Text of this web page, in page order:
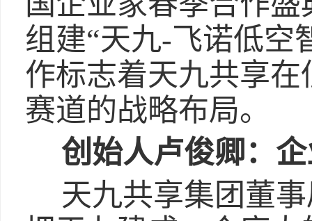
组建“天九-飞诺低空
作标志着天九共享
赛道的战略布局。
创始人卢俊卿：
天九共享集团董